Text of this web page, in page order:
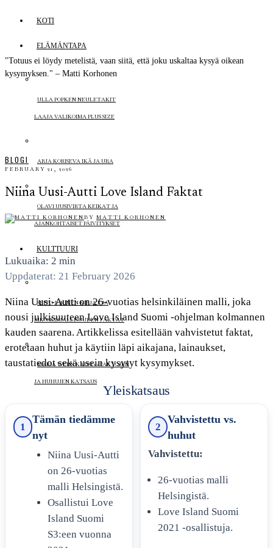
KOTI
ELÄMÄNTAPA
ULLA POPKEN NEULETAKIT
LAAJA VALIKOIMA PLUS SIZE
ARJA KORISEVA IKÄ JA URA
OLAVI UUSIVIRTA KEIKAT JA
AJANKOHTAISET PÄIVITYKSET
KULTTUURI
SEPPO JOKINEN KIRJAT JA
RIKOSKIRJALLISUUDEN FAKTAT
MARIA WERN KAUSI 10 FAKTOJEN
JA HUHUJEN KATSAUS
HELMI HERÄTTÄÄ
KESKUSTELUA
ELOKUVA
MARIA WERN KAUSI 10 FAKTOJEN
"Totuus ei löydy metelistä, vaan siitä, että joku uskaltaa kysyä oikean
kysymyksen." – Matti Korhonen
BLOGI
FEBRUARY 21, 2026
Niina Uusi-Autti Love Island Faktat
BY MATTI KORHONEN
Lukuaika: 2 min
Uppdaterat: 21 February 2026
Niina Uusi-Autti on 26-vuotias helsinkiläinen malli, joka
nousi julkisuuteen Love Island Suomi -ohjelman kolmannen
kauden saarena. Artikkelissa esitellään vahvistetut faktat,
erotetaan huhut ja käytiin läpi aikajana, lainaukset,
taustatiedot sekä usein kysytyt kysymykset.
Yleiskatsaus
1
Tämän tiedämme
nyt
Niina Uusi-Autti
on 26-vuotias
malli Helsingistä.
Osallistui Love
Island Suomi
S3:een vuonna
2
Vahvistettu vs.
huhut
Vahvistettu:
26-vuotias malli
Helsingistä.
Love Island Suomi
2021 -osallistuja.